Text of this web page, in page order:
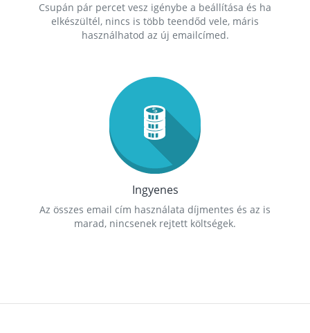
Csupán pár percet vesz igénybe a beállítása és ha
elkészültél, nincs is több teendőd vele, máris
használhatod az új emailcímed.
Ingyenes
Az összes email cím használata díjmentes és az is
marad, nincsenek rejtett költségek.